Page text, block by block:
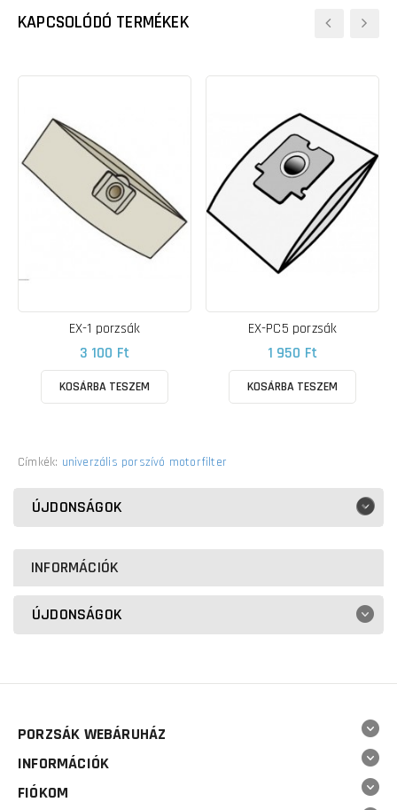
KAPCSOLÓDÓ TERMÉKEK
EX-1 porzsák
3 100 Ft
KOSÁRBA TESZEM
EX-PC5 porzsák
1 950 Ft
KOSÁRBA TESZEM
Címkék: univerzális porszívó motorfilter
ÚJDONSÁGOK
INFORMÁCIÓK
ÚJDONSÁGOK
PORZSÁK WEBÁRUHÁZ
INFORMÁCIÓK
FIÓKOM